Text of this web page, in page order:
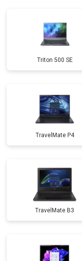
Triton 500 SE
TravelMate P4
TravelMate B3